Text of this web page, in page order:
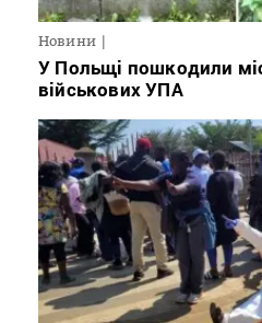
Новини
У Польщі пошкодили
військових УПА